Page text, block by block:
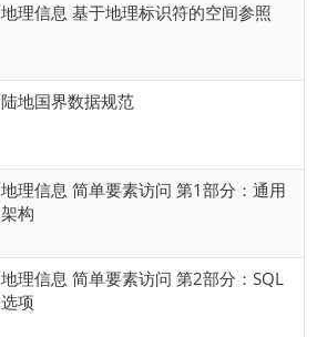
地理信息 基于地理标识符的空间参照
陆地国界数据规范
地理信息 简单要素访问 第1部分：通用
架构
地理信息 简单要素访问 第2部分：SQL
选项